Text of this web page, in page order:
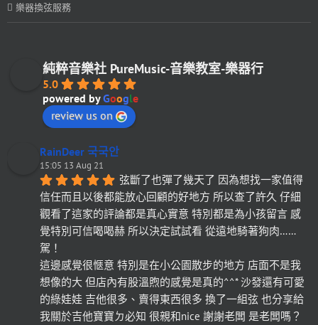
樂器換弦服務
純粹音樂社 PureMusic-音樂教室-樂器行
5.0
powered byGoogle
review us on
RainDeer 국국안
15:05 13 Aug 21
弦斷了也彈了幾天了 因為想找一家值得
信任而且以後都能放心回顧的好地方 所以查了許久 仔細
觀看了這家的評論都是真心實意 特別都是為小孩留言 感
覺特別可信喝喝赫 所以決定試試看 從遠地騎著狗肉……
駕！
這邊感覺很愜意 特別是在小公園散步的地方 店面不是我
想像的大 但店內有股溫煦的感覺是真的^^* 沙發還有可愛
的綠娃娃 吉他很多、賣得東西很多 換了一組弦 也分享給
我關於吉他寶寶ㄉ必知 很親和nice 謝謝老闆 是老闆嗎？